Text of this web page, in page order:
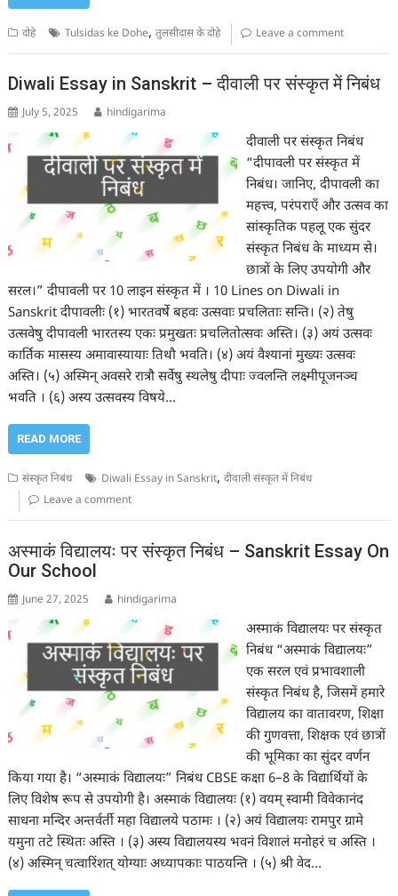
दोहे Tulsidas ke Dohe,तुलसीदास के दोहे Leave a comment
Diwali Essay in Sanskrit – दीवाली पर संस्कृत में निबंध
July 5, 2025 hindigarima
दीवाली पर संस्कृत निबंध
“दीपावली पर संस्कृत में
निबंध। जानिए, दीपावली का
महत्त्व, परंपराएँ और उत्सव का
सांस्कृतिक पहलू एक सुंदर
संस्कृत निबंध के माध्यम से।
छात्रों के लिए उपयोगी और
सरल।” दीपावली पर 10 लाइन संस्कृत में । 10 Lines on Diwali in
Sanskrit दीपावलीः (१) भारतवर्षे बहवः उत्सवाः प्रचलिताः सन्ति। (२) तेषु
उत्सवेषु दीपावली भारतस्य एकः प्रमुखतः प्रचलितोत्सवः अस्ति। (३) अयं उत्सवः
कार्तिक मासस्य अमावास्यायाः तिथौ भवति। (४) अयं वैश्यानां मुख्यः उत्सवः
अस्ति। (५) अस्मिन् अवसरे रात्रौ सर्वेषु स्थलेषु दीपाः ज्वलन्ति लक्ष्मीपूजनञ्च
भवति । (६) अस्य उत्सवस्य विषये…
READ MORE
संस्कृत निबंध Diwali Essay in Sanskrit,दीवाली संस्कृत में निबंध
Leave a comment
अस्माकं विद्यालयः पर संस्कृत निबंध – Sanskrit Essay On
Our School
June 27, 2025 hindigarima
अस्माकं विद्यालयः पर संस्कृत
निबंध “अस्माकं विद्यालयः”
एक सरल एवं प्रभावशाली
संस्कृत निबंध है, जिसमें हमारे
विद्यालय का वातावरण, शिक्षा
की गुणवत्ता, शिक्षक एवं छात्रों
की भूमिका का सुंदर वर्णन
किया गया है। “अस्माकं विद्यालयः” निबंध CBSE कक्षा 6–8 के विद्यार्थियों के
लिए विशेष रूप से उपयोगी है। अस्माकं विद्यालयः (१) वयम् स्वामी विवेकानंद
साधना मन्दिर अन्तर्वर्ती महा विद्यालये पठामः । (२) अयं विद्यालयः रामपुर ग्रामे
यमुना तटे स्थितः अस्ति । (३) अस्य विद्यालयस्य भवनं विशालं मनोहरं च अस्ति ।
(४) अस्मिन् चत्वारिंशत् योग्याः अध्यापकाः पाठयन्ति । (५) श्री वेद…